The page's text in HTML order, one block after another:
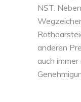
NST.
anderen
auch